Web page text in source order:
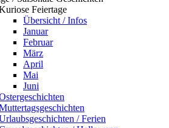
Feiertage
Übersicht / Infos
Januar
Februar
März
April
Mai
Juni
/ Ferien